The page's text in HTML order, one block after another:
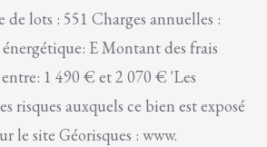
lots : 551 Charges annuelles :
énergétique: E Montant des frais
1 490 € et 2 070 € 'Les
risques auxquels ce bien est exposé
le site Géorisques : www.